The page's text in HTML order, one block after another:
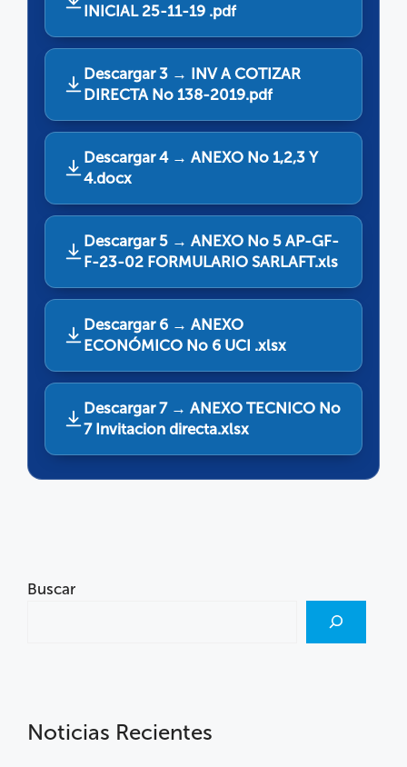
INICIAL 25-11-19 .pdf
Descargar 3 → INV A COTIZAR
DIRECTA No 138-2019.pdf
Descargar 4 → ANEXO No 1,2,3 Y
4.docx
Descargar 5 → ANEXO No 5 AP-GF-
F-23-02 FORMULARIO SARLAFT.xls
Descargar 6 → ANEXO
ECONÓMICO No 6 UCI .xlsx
Descargar 7 → ANEXO TECNICO No
7 Invitacion directa.xlsx
Buscar
Noticias Recientes